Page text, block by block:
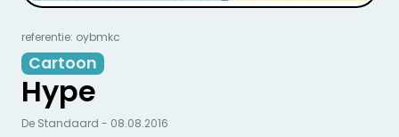
referentie: oybmkc
Cartoon
Hype
De Standaard - 08.08.2016